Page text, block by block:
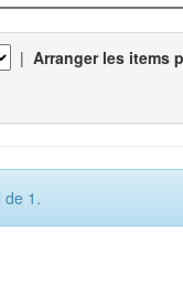
| Arranger les items
de 1.